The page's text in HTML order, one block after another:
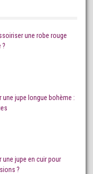
une robe rouge
?
une jupe longue bohème :
une jupe en cuir pour
?